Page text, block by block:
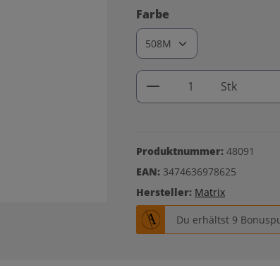
Farbe
Produkt Anzahl:
Stk
Produktnummer: 48091
EAN: 3474636978625
Hersteller: Matrix
Du erhältst 9